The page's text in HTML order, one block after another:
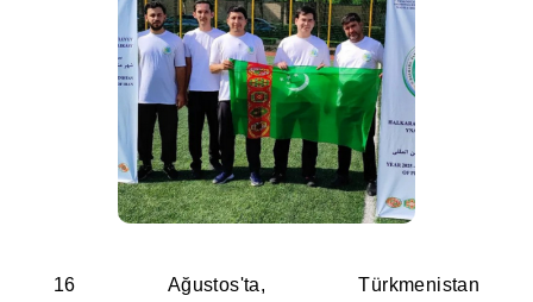
16 Ağustos'ta, Türkmenistan